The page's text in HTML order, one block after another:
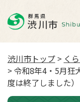
渋川市トップ > く
> 令和8年4・5月狂
度は終了しました）